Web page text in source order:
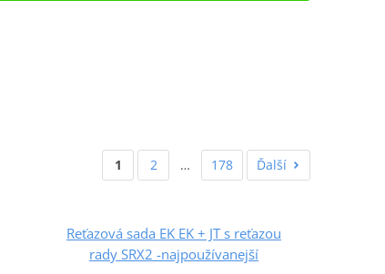
1 2 … 178 Ďalší
Reťazová sada EK EK + JT s reťazou
rady SRX2 -najpoužívanejší